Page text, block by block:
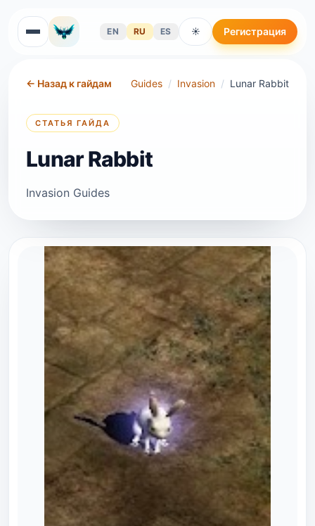
EN RU ES ☀ Регистрация
← Назад к гайдам Guides / Invasion / Lunar Rabbit
СТАТЬЯ ГАЙДА
Lunar Rabbit
Invasion Guides